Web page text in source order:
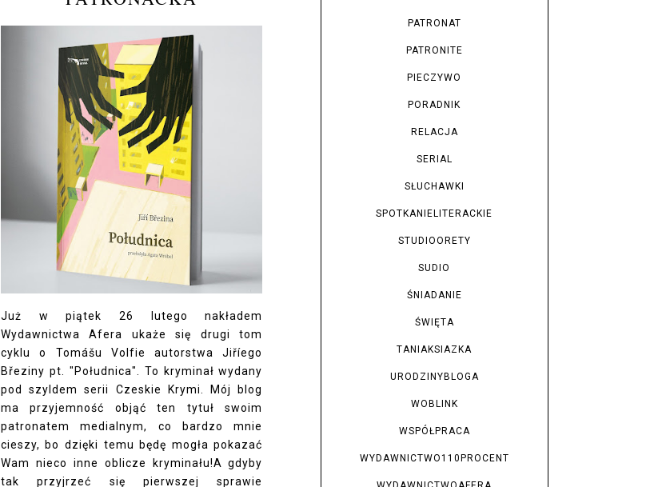
Już w piątek 26 lutego nakładem
Wydawnictwa Afera ukaże się drugi tom
cyklu o Tomášu Volfie autorstwa Jiříego
Březiny pt. "Południca". To kryminał wydany
pod szyldem serii Czeskie Krymi. Mój blog
ma przyjemność objąć ten tytuł swoim
patronatem medialnym, co bardzo mnie
cieszy, bo dzięki temu będę mogła pokazać
Wam nieco inne oblicze kryminału!A gdyby
tak przyjrzeć się pierwszej sprawie
PATRONAT
PATRONITE
PIECZYWO
PORADNIK
RELACJA
SERIAL
SŁUCHAWKI
SPOTKANIELITERACKIE
STUDIOORETY
SUDIO
ŚNIADANIE
ŚWIĘTA
TANIAKSIAZKA
URODZINYBLOGA
WOBLINK
WSPÓŁPRACA
WYDAWNICTWO110PROCENT